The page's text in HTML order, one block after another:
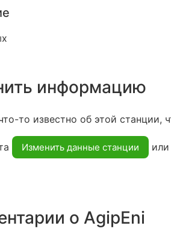
информацию
то известно об этой станции,
Изменить данные станции или
о AgipEni